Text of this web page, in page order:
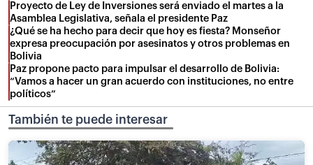
Proyecto de Ley de Inversiones será enviado el martes a la
Asamblea Legislativa, señala el presidente Paz
¿Qué se ha hecho para decir que hoy es fiesta? Monseñor
expresa preocupación por asesinatos y otros problemas en
Bolivia
Paz propone pacto para impulsar el desarrollo de Bolivia:
“Vamos a hacer un gran acuerdo con instituciones, no entre
políticos”
También te puede interesar